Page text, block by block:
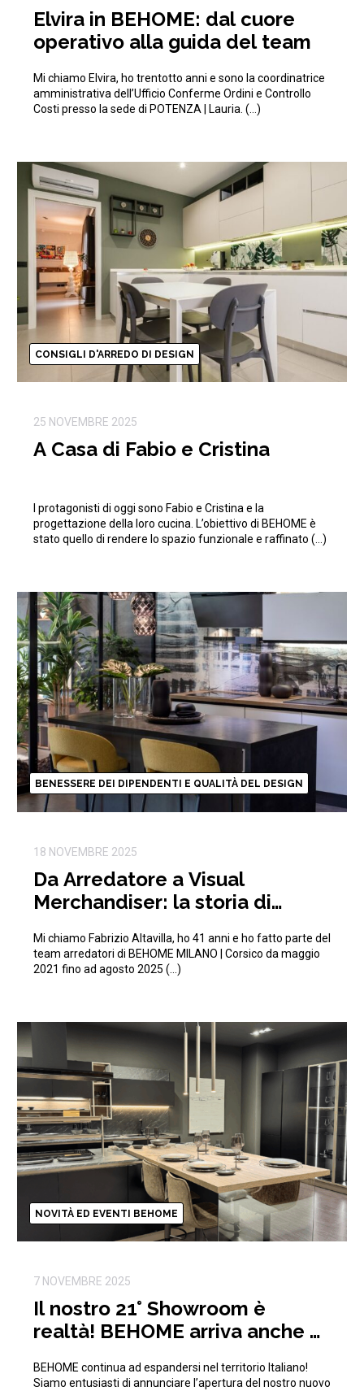
Elvira in BEHOME: dal cuore
operativo alla guida del team
Mi chiamo Elvira, ho trentotto anni e sono la coordinatrice
amministrativa dell’Ufficio Conferme Ordini e Controllo
Costi presso la sede di POTENZA | Lauria. (…)
CONSIGLI D'ARREDO DI DESIGN
25 NOVEMBRE 2025
A Casa di Fabio e Cristina
I protagonisti di oggi sono Fabio e Cristina e la
progettazione della loro cucina. L’obiettivo di BEHOME è
stato quello di rendere lo spazio funzionale e raffinato (…)
BENESSERE DEI DIPENDENTI E QUALITÀ DEL DESIGN
18 NOVEMBRE 2025
Da Arredatore a Visual
Merchandiser: la storia di
Mi chiamo Fabrizio Altavilla, ho 41 anni e ho fatto parte del
team arredatori di BEHOME MILANO | Corsico da maggio
2021 fino ad agosto 2025 (…)
NOVITÀ ED EVENTI BEHOME
7 NOVEMBRE 2025
Il nostro 21° Showroom è
realtà! BEHOME arriva anche a
BEHOME continua ad espandersi nel territorio Italiano!
Siamo entusiasti di annunciare l’apertura del nostro nuovo